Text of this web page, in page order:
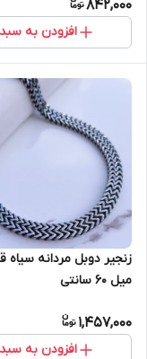
842,000
افزودن به سبد
میل 60 سانتی
1,457,000
افزودن به سبد